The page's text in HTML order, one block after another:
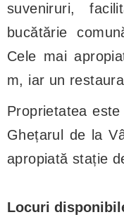
suveniruri,
bucătărie
Cele mai
m, iar un
Proprietatea
Ghețarul de la
apropiată stație
Locuri